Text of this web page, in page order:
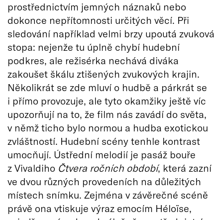
prostřednictvím jemných náznaků nebo
dokonce nepřítomnosti určitých věcí. Při
sledování například velmi brzy upoutá zvuková
stopa: nejenže tu úplně chybí hudební
podkres, ale režisérka nechává diváka
zakoušet škálu ztišených zvukových krajin.
Několikrát se zde mluví o hudbě a párkrát se
i přímo provozuje, ale tyto okamžiky ještě víc
upozorňují na to, že film nás zavádí do světa,
v němž ticho bylo normou a hudba exotickou
zvláštností. Hudební scény tenhle kontrast
umocňují. Ústřední melodií je pasáž bouře
z Vivaldiho Čtvera ročních období, která zazní
ve dvou různých provedeních na důležitých
místech snímku. Zejména v závěrečné scéně
právě ona vtiskuje výraz emocím Héloïse,